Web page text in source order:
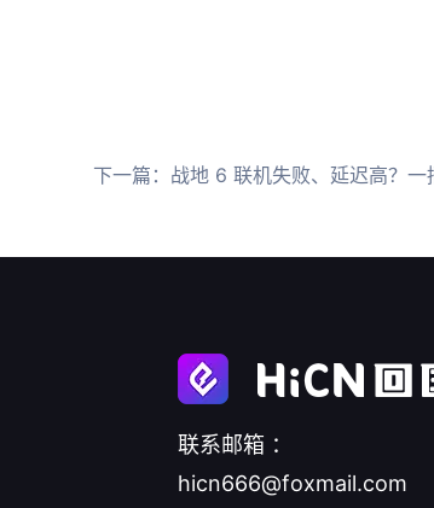
下一篇： 战地 6 联机失败、延迟高？一
联系邮箱 ：
hicn666@foxmail.com